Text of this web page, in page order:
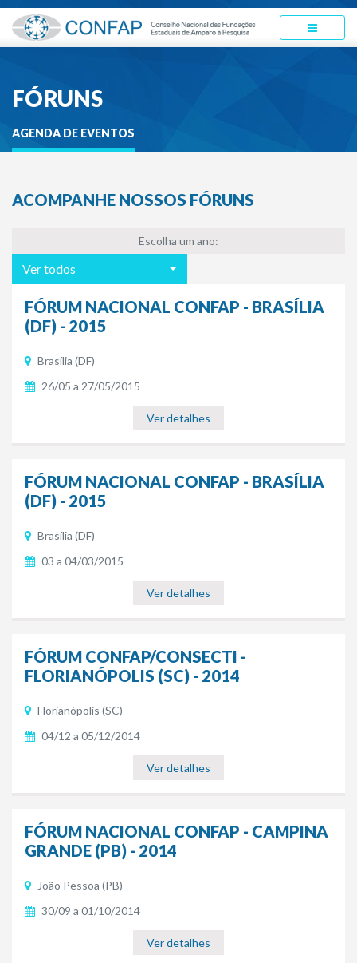
FÓRUNS
AGENDA DE EVENTOS
ACOMPANHE NOSSOS FÓRUNS
Escolha um ano:
Ver todos
FÓRUM NACIONAL CONFAP - BRASÍLIA
(DF) - 2015
Brasília (DF)
26/05 a 27/05/2015
Ver detalhes
FÓRUM NACIONAL CONFAP - BRASÍLIA
(DF) - 2015
Brasília (DF)
03 a 04/03/2015
Ver detalhes
FÓRUM CONFAP/CONSECTI -
FLORIANÓPOLIS (SC) - 2014
Florianópolis (SC)
04/12 a 05/12/2014
Ver detalhes
FÓRUM NACIONAL CONFAP - CAMPINA
GRANDE (PB) - 2014
João Pessoa (PB)
30/09 a 01/10/2014
Ver detalhes